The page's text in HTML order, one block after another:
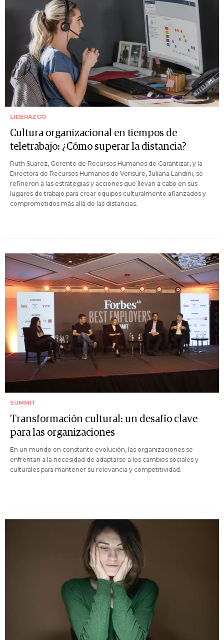
LIDERAZGO
Cultura organizacional en tiempos de
teletrabajo: ¿Cómo superar la distancia?
Ruth Suarez, Gerente de Recursos Humanos de Garantizar, y la
Directora de Recursos Humanos de Verisure, Juliana Landini, se
refirieron a las estrategias y acciones que llevan a cabo en sus
lugares de trabajo para crear equipos culturalmente afianzados y
comprometidos más allá de las distancias.
SUMMIT
Transformación cultural: un desafío clave
para las organizaciones
En un mundo en constante evolución, las organizaciones se
enfrentan a la necesidad de adaptarse a los cambios sociales y
culturales para mantener su relevancia y competitividad.